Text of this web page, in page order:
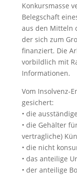
Konkursmasse
Belegschaft
aus den Mitteln
der sich zum
finanziert. Die
vorbildlich mit
Informationen.
Vom Insolvenz-
gesichert:
• die
• die Gehälter
vertragliche)
• die nicht
• das anteilige
• der anteilige